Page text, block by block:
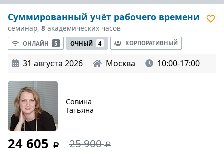
Суммированный учёт рабочего времени
семинар, 8 академических часов
ОНЛАЙН 5 ОЧНЫЙ 4 КОРПОРАТИВНЫЙ
31 августа 2026 Москва 10:00-17:00
Совина
Татьяна
24 605 25 900